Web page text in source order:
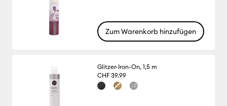
Zum Warenkorb hinzufügen
Glitzer-Iron-On, 1,5 m
CHF 39.99